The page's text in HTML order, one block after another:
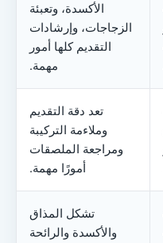
الأكسدة، وتعبئة
الزجاجات، وإرشادات
التقديم كلها أمور
مهمة.
تعد دقة التقديم
وملاءمة التركيبة
ومراجعة الملصقات
أمورًا مهمة.
تشكل المذاق
والأكسدة والرائحة